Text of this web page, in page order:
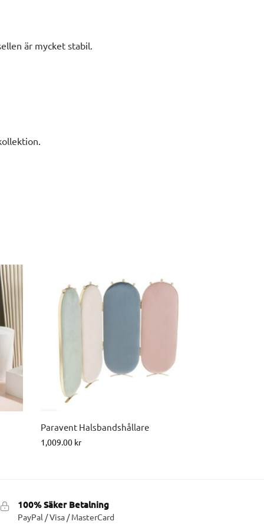
är mycket stabil.
Paravent Halsbandshållare
1,009.00 kr
100% Säker Betalning
PayPal / Visa / MasterCard